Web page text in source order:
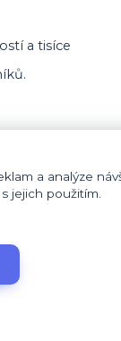
a tisíce
a analýze
jejich použitím.